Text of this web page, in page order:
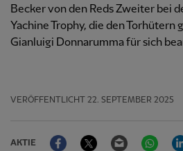
Becker von den Reds Zweiter bei
Yachine Trophy, die den Torhütern
Gianluigi Donnarumma für sich
VERÖFFENTLICHT 22. SEPTEMBER 2025
AKTIE
FacebookTwitter Email